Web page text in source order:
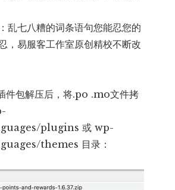
乱七八糟的词条语句您能忍您的
，易服客工作室原创精校不断改
件包解压后，将.po .mo文件拷
plugins 或 wp-
themes 目录：